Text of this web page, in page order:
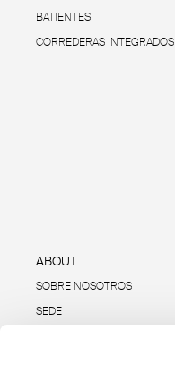
BATIENTES
CORREDERAS INTEGRADOS
ABOUT
SOBRE NOSOTROS
SEDE